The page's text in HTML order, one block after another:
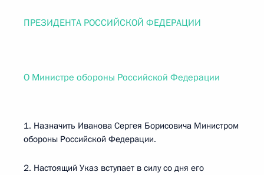
ПРЕЗИДЕНТА РОССИЙСКОЙ ФЕДЕРАЦИИ
О Министре обороны Российской Федерации
1. Назначить Иванова Сергея Борисовича Министром
обороны Российской Федерации.
2. Настоящий Указ вступает в силу со дня его